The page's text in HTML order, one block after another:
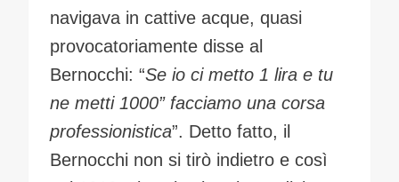
navigava in cattive acque, quasi
provocatoriamente disse al
Bernocchi: “Se io ci metto 1 lira e tu
ne metti 1000” facciamo una corsa
professionistica”. Detto fatto, il
Bernocchi non si tirò indietro e così